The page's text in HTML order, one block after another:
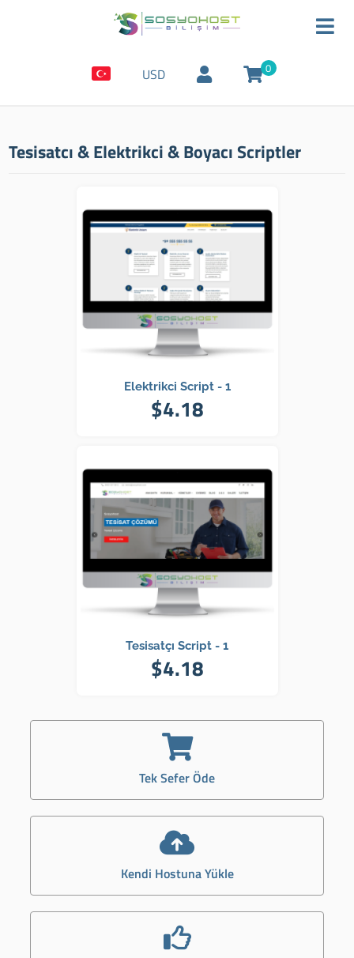
USD 0
Tesisatcı & Elektrikci & Boyacı Scriptler
Elektrikci Script - 1
$4.18
Tesisatçı Script - 1
$4.18
Tek Sefer Öde
Kendi Hostuna Yükle